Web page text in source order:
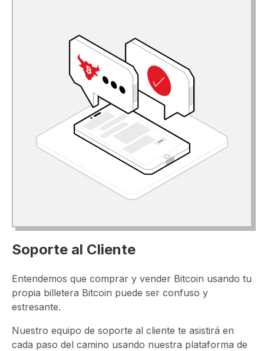
Soporte al Cliente
Entendemos que comprar y vender Bitcoin usando tu
propia billetera Bitcoin puede ser confuso y
estresante.
Nuestro equipo de soporte al cliente te asistirá en
cada paso del camino usando nuestra plataforma de